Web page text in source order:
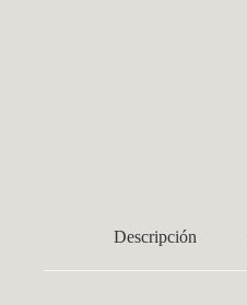
Descripción